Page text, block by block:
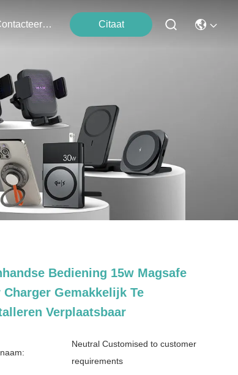
Contacteer Ons Citaat
Bediening 15w Magsafe
Charger Gemakkelijk Te
Verplaatsbaar
Neutral Customised to customer
requirements